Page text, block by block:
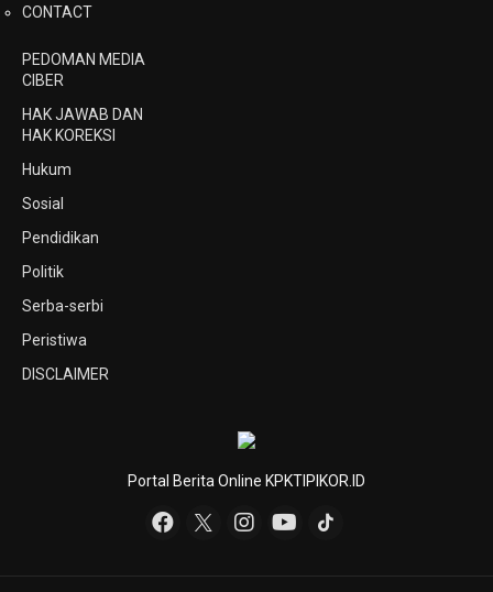
CONTACT
PEDOMAN MEDIA
CIBER
HAK JAWAB DAN
HAK KOREKSI
Hukum
Sosial
Pendidikan
Politik
Serba-serbi
Peristiwa
DISCLAIMER
Portal Berita Online KPKTIPIKOR.ID